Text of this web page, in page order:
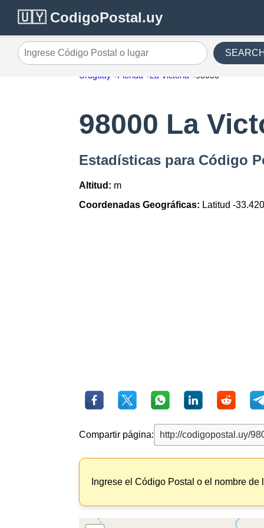
🇺🇾 CodigoPostal.uy
Ingrese Código Postal o lugar
Uruguay Florida La Victoria 98000
98000 La
Estadísticas para Código
Altitud: m
Coordenadas Geográficas: Latitud -
Compartir página:
Ingrese el Código Postal o el nombre